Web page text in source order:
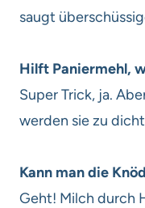
saugt
Hilft Paniermehl,
Super Trick, ja.
werden sie zu
Kann man die
Geht! Milch durch